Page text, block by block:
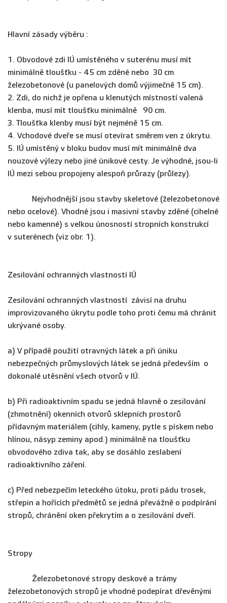
Hlavní zásady výběru :
1. Obvodové zdi IÚ umístěného v suterénu musí mít
minimálně tloušťku - 45 cm zděné nebo 30 cm
železobetonové (u panelových domů výjimečně 15 cm).
2. Zdi, do nichž je opřena u klenutých místností valená
klenba, musí mít tloušťku minimálně 90 cm.
3. Tloušťka klenby musí být nejméně 15 cm.
4. Vchodové dveře se musí otevírat směrem ven z úkrytu.
5. IÚ umístěný v bloku budov musí mít minimálně dva
nouzové výlezy nebo jiné únikové cesty. Je výhodné, jsou-li
IÚ mezi sebou propojeny alespoň průrazy (průlezy).
Nejvhodnější jsou stavby skeletové (železobetonové
nebo ocelové). Vhodné jsou i masivní stavby zděné (cihelné
nebo kamenné) s velkou únosností stropních konstrukcí
v suterénech (viz obr. 1).
Zesilování ochranných vlastností IÚ
Zesilování ochranných vlastností závisí na druhu
improvizovaného úkrytu podle toho proti čemu má chránit
ukrývané osoby.
a) V případě použití otravných látek a při úniku
nebezpečných průmyslových látek se jedná především o
dokonalé utěsnění všech otvorů v IÚ.
b) Při radioaktivním spadu se jedná hlavně o zesilování
(zhmotnění) okenních otvorů sklepních prostorů
přídavným materiálem (cihly, kameny, pytle s pískem nebo
hlínou, násyp zeminy apod.) minimálně na tloušťku
obvodového zdiva tak, aby se dosáhlo zeslabení
radioaktivního záření.
c) Před nebezpečím leteckého útoku, proti pádu trosek,
střepin a hořících předmětů se jedná převážně o podpírání
stropů, chránění oken překrytím a o zesilování dveří.
Stropy
Železobetonové stropy deskové a trámy
železobetonových stropů je vhodné podepírat dřevěnými